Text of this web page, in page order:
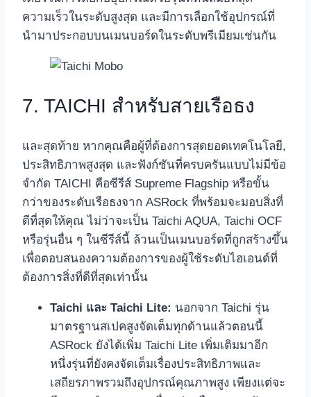
ความเร็วในระดับสูงสุด และมีการเลือกใช้อุปกรณ์ที่
นำมาประกอบบนเมนบอร์ดในระดับพรีเมียมเช่นกัน
7. TAICHI สำหรับสายเรือธง
และสุดท้าย หากคุณคือผู้ที่ต้องการสุดยอดเทคโนโลยี,
ประสิทธิภาพสูงสุด และฟังก์ชันที่ครบครันแบบไม่มีข้อ
จำกัด TAICHI คือซีรีส์ Supreme Flagship หรือขั้น
กว่าของระดับเรือธงจาก ASRock ที่พร้อมจะมอบสิ่งที่
ดีที่สุดให้คุณ ไม่ว่าจะเป็น Taichi AQUA, Taichi OCF
หรือรุ่นอื่น ๆ ในซีรีส์นี้ ล้วนเป็นเมนบอร์ดที่ถูกสร้างขึ้น
เพื่อตอบสนองความต้องการของผู้ใช้ระดับไฮเอนด์ที่
ต้องการสิ่งที่ดีที่สุดเท่านั้น
Taichi และ Taichi Lite: นอกจาก Taichi รุ่น
มาตรฐานสเปคสูงจัดเต็มทุกด้านแล้วตอนนี้
ASRock ยังได้เพิ่ม Taichi Lite เพิ่มเติมมาอีก
หนึ่งรุ่นที่ยังคงจัดเต็มเรื่องประสิทธิภาพและ
เสถียรภาพรวมถึงอุปกรณ์คุณภาพสูง เพียงแต่จะ